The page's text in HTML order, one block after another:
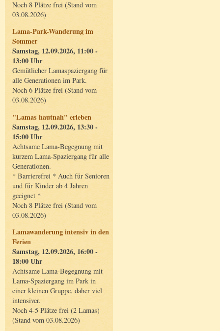
Noch 8 Plätze frei (Stand vom
03.08.2026)
Lama-Park-Wanderung im
Sommer
Samstag, 12.09.2026, 11:00 -
13:00 Uhr
Gemütlicher Lamaspaziergang für
alle Generationen im Park.
Noch 6 Plätze frei (Stand vom
03.08.2026)
"Lamas hautnah" erleben
Samstag, 12.09.2026, 13:30 -
15:00 Uhr
Achtsame Lama-Begegnung mit
kurzem Lama-Spaziergang für alle
Generationen.
* Barrierefrei * Auch für Senioren
und für Kinder ab 4 Jahren
geeignet *
Noch 8 Plätze frei (Stand vom
03.08.2026)
Lamawanderung intensiv in den
Ferien
Samstag, 12.09.2026, 16:00 -
18:00 Uhr
Achtsame Lama-Begegnung mit
Lama-Spaziergang im Park in
einer kleinen Gruppe, daher viel
intensiver.
Noch 4-5 Plätze frei (2 Lamas)
(Stand vom 03.08.2026)